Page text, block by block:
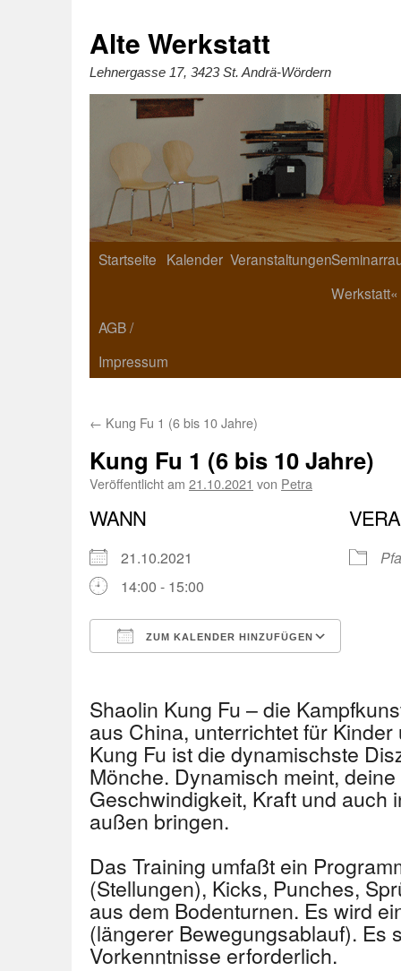
Alte Werkstatt
Lehnergasse 17, 3423 St. Andrä-Wördern
Startseite Kalender Veranstaltungen
Werkstatt«
AGB /
Impressum
← Kung Fu 1 (6 bis 10 Jahre)
Kung Fu 1 (6 bis 10 Jahre)
Veröffentlicht am 21.10.2021 von Petra
WANN
21.10.2021
14:00 - 15:00
ZUM KALENDER HINZUFÜGEN
Shaolin Kung Fu – die
aus China, unterrichtet für
Kung Fu ist die dynamischste
Mönche. Dynamisch meint,
Geschwindigkeit, Kraft und auch
außen bringen.
Das Training umfaßt ein
(Stellungen), Kicks, Punches,
aus dem Bodenturnen. Es wird
(längerer Bewegungsablauf). Es
Vorkenntnisse erforderlich.